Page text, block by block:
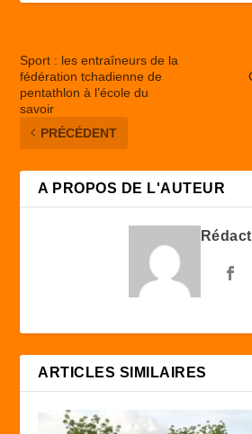
Sport : les entraîneurs de la
fédération tchadienne de
pentathlon à l’école du
savoir
PRÉCÉDENT
A PROPOS DE L'AUTEUR
ARTICLES SIMILAIRES